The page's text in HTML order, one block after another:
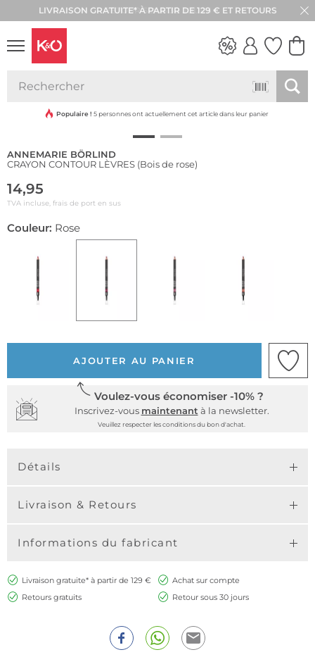
LIVRAISON GRATUITE* À PARTIR DE 129 € ET RETOURS
RETOUR SOUS 30 JOURS
VIBES
Durable
Populaire ! 5 personnes ont actuellement cet article dans leur panier
ANNEMARIE BÖRLIND
CRAYON CONTOUR LÈVRES (Bois de rose)
14,95
TVA incluse, frais de port en sus
Couleur: Rose
AJOUTER AU PANIER
Voulez-vous économiser -10% ?
Inscrivez-vous maintenant à la newsletter.
Veuillez respecter les conditions du bon d'achat.
Détails
Livraison & Retours
Informations du fabricant
Livraison gratuite* à partir de 129 €
Achat sur compte
Retours gratuits
Retour sous 30 jours